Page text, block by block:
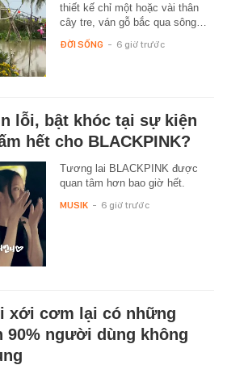
thiết kế chỉ một hoặc vài thân
cây tre, ván gỗ bắc qua sông…
ĐỜI SỐNG - 6 giờ trước
lỗi, bật khóc tại sự kiện
hết cho BLACKPINK?
Tương lai BLACKPINK được
quan tâm hơn bao giờ hết.
MUSIK - 6 giờ trước
xới cơm lại có những
90% người dùng không